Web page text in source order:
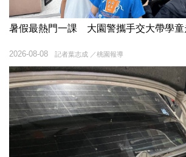
暑假最熱門一課 大園警攜手交大帶學童
記者葉志成 ／桃園報導
2026-08-08